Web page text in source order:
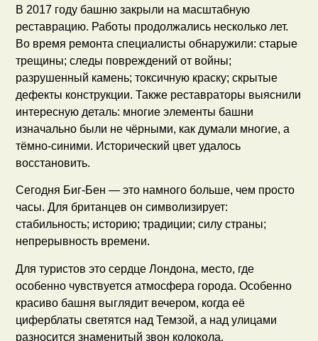
В 2017 году башню закрыли на масштабную
реставрацию. Работы продолжались несколько лет.
Во время ремонта специалисты обнаружили: старые
трещины; следы повреждений от войны;
разрушенный камень; токсичную краску; скрытые
дефекты конструкции. Также реставраторы выяснили
интересную деталь: многие элементы башни
изначально были не чёрными, как думали многие, а
тёмно-синими. Исторический цвет удалось
восстановить.
Сегодня Биг-Бен — это намного больше, чем просто
часы. Для британцев он символизирует:
стабильность; историю; традиции; силу страны;
непрерывность времени.
Для туристов это сердце Лондона, место, где
особенно чувствуется атмосфера города. Особенно
красиво башня выглядит вечером, когда её
циферблаты светятся над Темзой, а над улицами
разносится знаменитый звон колокола.